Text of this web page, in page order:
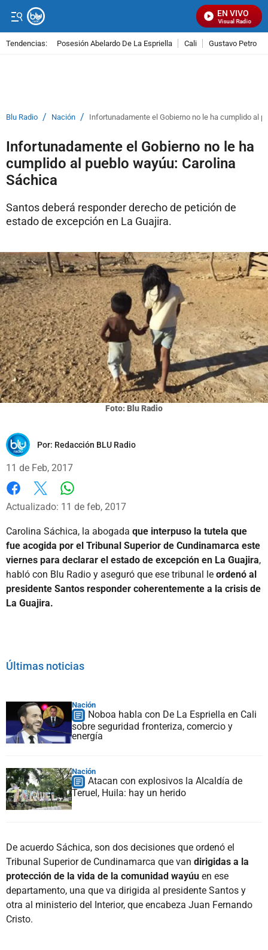
EN VIVO
Señal Visual Radio
Tendencias: Posesión Abelardo De La Espriella Cali Gustavo Petro
Blu Radio / Nación / Infortunadamente el Gobierno no le ha cumplido al
Infortunadamente el Gobierno no le ha
cumplido al pueblo wayúu: Carolina
Sáchica
Santos deberá responder derecho de petición de
estado de excepción en La Guajira.
Foto: Blu Radio
Por: Redacción BLU Radio
11 de Feb, 2017
Facebook
X
Actualizado: 11 de feb, 2017
Carolina Sáchica, la abogada que interpuso la tutela que
fue acogida por el Tribunal Superior de Cundinamarca este
viernes para declarar el estado de excepción en La Guajira,
habló con Blu Radio y aseguró que ese tribunal le ordenó al
presidente Santos responder coherentemente a la crisis de
La Guajira.
Últimas noticias
Nación
Noboa habla con De La Espriella en Cali
sobre seguridad fronteriza, comercio y
energía
Nación
Atacan con explosivos la Alcaldía de
Teruel, Huila: hay un herido
De acuerdo Sáchica, son dos decisiones que ordenó el
Tribunal Superior de Cundinamarca que van dirigidas a la
protección de la vida de la comunidad wayúu en ese
departamento, una que va dirigida al presidente Santos y
otra al ministerio del Interior, que encabeza Juan Fernando
Cristo.